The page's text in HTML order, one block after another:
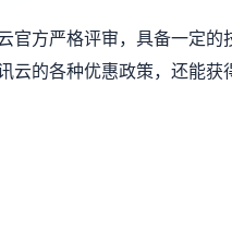
官方严格评审，具备一定
云的各种优惠政策，还能